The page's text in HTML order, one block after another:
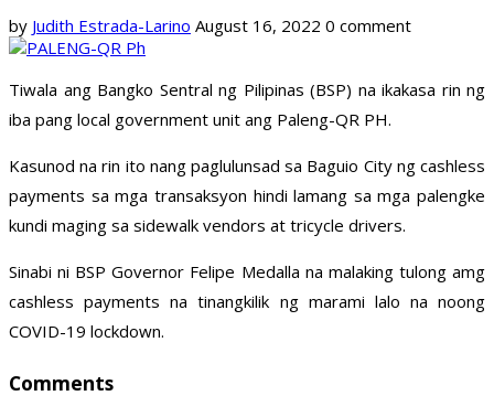
by Judith Estrada-Larino August 16, 2022 0 comment
Tiwala ang Bangko Sentral ng Pilipinas (BSP) na ikakasa rin ng
iba pang local government unit ang Paleng-QR PH.
Kasunod na rin ito nang paglulunsad sa Baguio City ng cashless
payments sa mga transaksyon hindi lamang sa mga palengke
kundi maging sa sidewalk vendors at tricycle drivers.
Sinabi ni BSP Governor Felipe Medalla na malaking tulong amg
cashless payments na tinangkilik ng marami lalo na noong
COVID-19 lockdown.
Comments